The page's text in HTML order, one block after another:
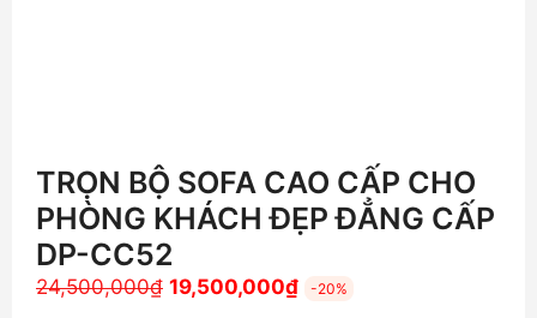
TRỌN BỘ SOFA CAO CẤP CHO
PHÒNG KHÁCH ĐẸP ĐẲNG CẤP
DP-CC52
24,500,000₫ Giá
19,500,000₫Giá
-20%